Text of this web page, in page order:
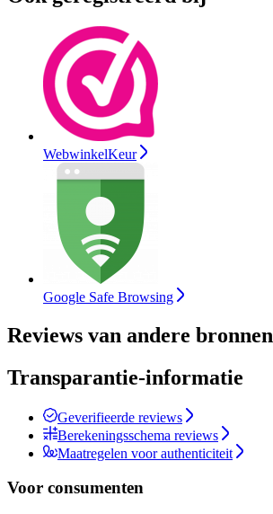
WebwinkelKeur
Google Safe Browsing
Reviews van andere bronnen
Transparantie-informatie
Geverifieerde reviews
Berekeningsschema reviews
Maatregelen voor authenticiteit
Voor consumenten